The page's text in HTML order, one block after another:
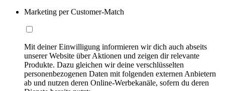
Marketing per Customer-Match
Mit deiner Einwilligung informieren wir dich auch abseits
unserer Website über Aktionen und zeigen dir relevante
Produkte. Dazu gleichen wir deine verschlüsselten
personenbezogenen Daten mit folgenden externen Anbietern
ab und nutzen deren Online-Werbekanäle, sofern du deren